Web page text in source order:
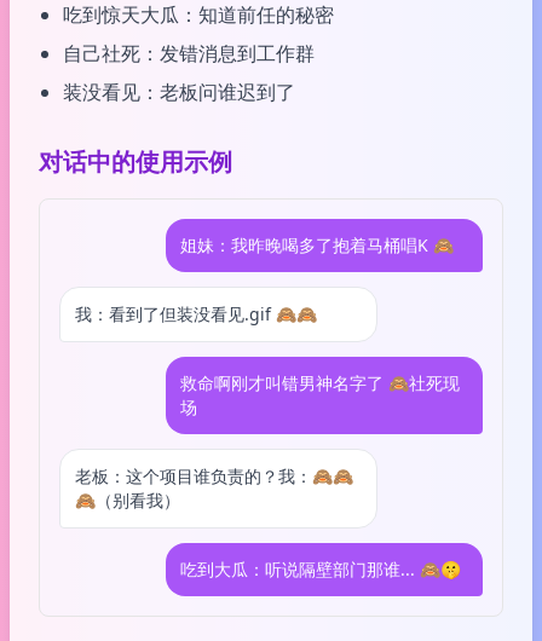
吃到惊天大瓜：知道前任的秘密
自己社死：发错消息到工作群
装没看见：老板问谁迟到了
对话中的使用示例
姐妹：我昨晚喝多了抱着马桶唱K 🙈
我：看到了但装没看见.gif 🙈🙈
救命啊刚才叫错男神名字了 🙈社死现
场
老板：这个项目谁负责的？我：🙈🙈
🙈（别看我）
吃到大瓜：听说隔壁部门那谁... 🙈🤫